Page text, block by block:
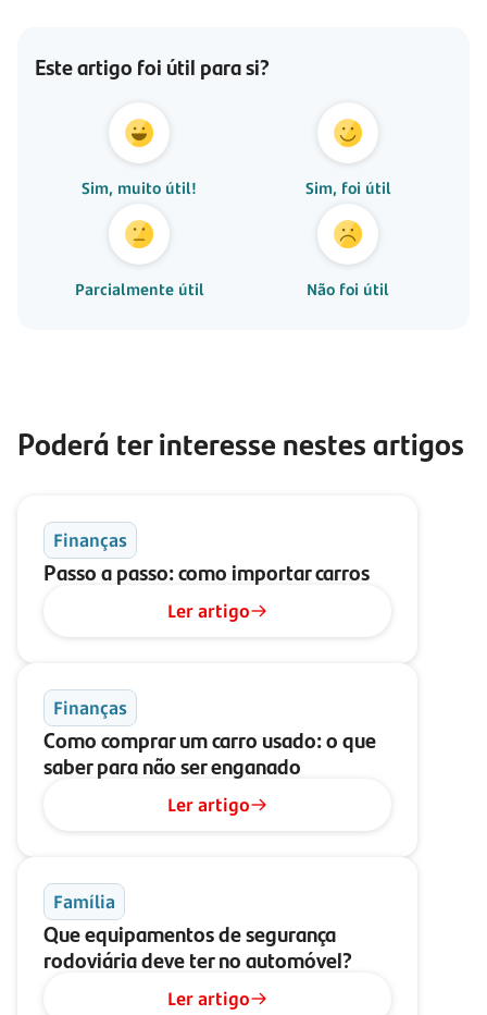
Este artigo foi útil para si?
Sim, muito útil! Sim, foi útil
Parcialmente útil Não foi útil
Poderá ter interesse nestes artigos
Finanças
Passo a passo: como importar carros
Ler artigo
Finanças
Como comprar um carro usado: o que
saber para não ser enganado
Ler artigo
Família
Que equipamentos de segurança
rodoviária deve ter no automóvel?
Ler artigo